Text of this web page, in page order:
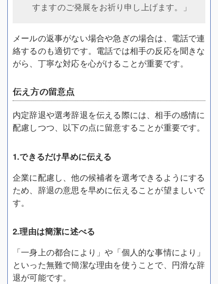
すますのご発展をお祈り申し上げます。」
メールの返事がない場合や急ぎの場合は、電話で連
絡するのも適切です。電話では相手の反応を聞きな
がら、丁寧な対応を心がけることが重要です。
伝え方の留意点
内定辞退や選考辞退を伝える際には、相手の感情に
配慮しつつ、以下の点に留意することが重要です。
1.できるだけ早めに伝える
企業に配慮し、他の候補者を選考できるようにする
ため、辞退の意思を早めに伝えることが望ましいで
す。
2.理由は簡潔に述べる
「一身上の都合により」や「個人的な事情により」
といった無難で簡潔な理由を使うことで、円滑な辞
退が可能です。